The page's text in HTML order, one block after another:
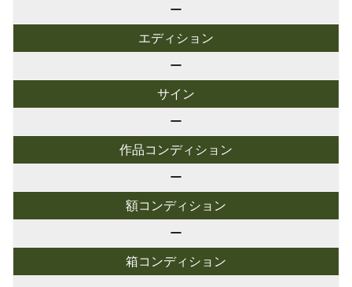
ー
エディション
ー
サイン
ー
作品コンディション
ー
額コンディション
ー
箱コンディション